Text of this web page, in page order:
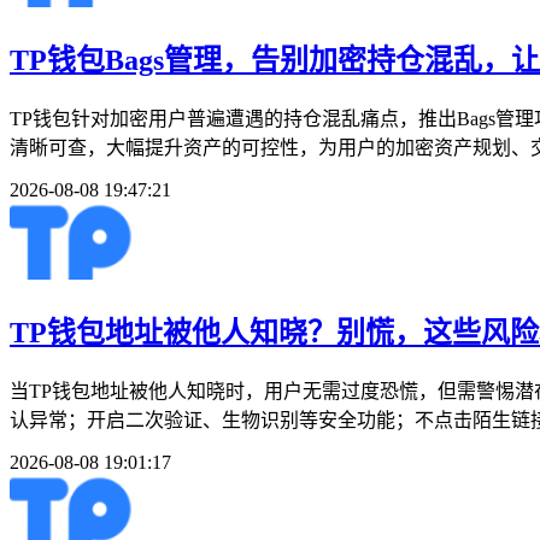
TP钱包Bags管理，告别加密持仓混乱，
TP钱包针对加密用户普遍遭遇的持仓混乱痛点，推出Bags管
清晰可查，大幅提升资产的可控性，为用户的加密资产规划
2026-08-08 19:47:21
TP钱包地址被他人知晓？别慌，这些风
当TP钱包地址被他人知晓时，用户无需过度恐慌，但需警惕
认异常；开启二次验证、生物识别等安全功能；不点击陌生
2026-08-08 19:01:17